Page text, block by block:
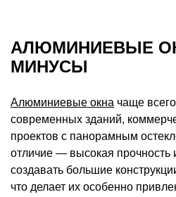
АЛЮМИНИЕВЫЕ
МИНУСЫ
Алюминиевые окна чаще
современных зданий,
проектов с панорамным
отличие — высокая прочность
создавать большие
что делает их особенно